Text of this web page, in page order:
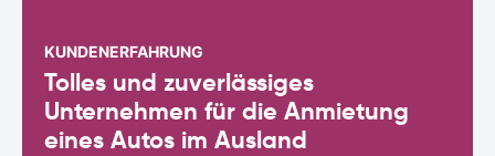
KUNDENERFAHRUNG
Tolles und zuverlässiges
Unternehmen für die Anmietung
eines Autos im Ausland